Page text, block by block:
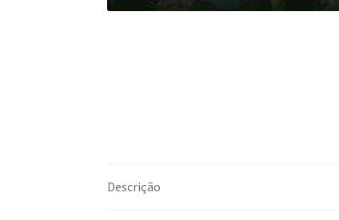
Descrição